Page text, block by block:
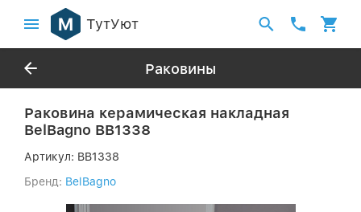
ТутУют
Раковины
Раковина керамическая накладная
BelBagno BB1338
Артикул: BB1338
Бренд: BelBagno